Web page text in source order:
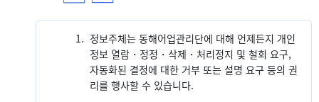
1. 정보주체는 동해어업관리단에 대해 언제든지 개인
정보 열람・정정・삭제・처리정지 및 철회 요구,
자동화된 결정에 대한 거부 또는 설명 요구 등의 권
리를 행사할 수 있습니다.